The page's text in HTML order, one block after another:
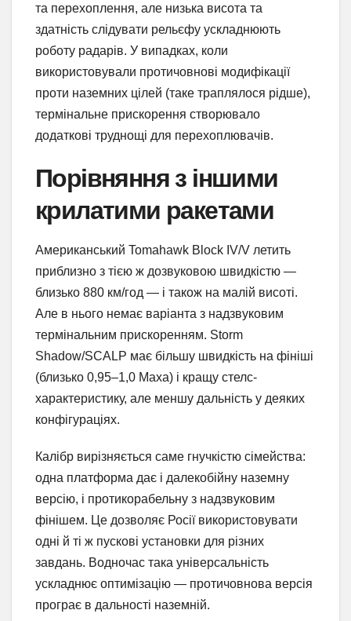
та перехоплення, але низька висота та
здатність слідувати рельєфу ускладнюють
роботу радарів. У випадках, коли
використовували протичовнові модифікації
проти наземних цілей (таке траплялося рідше),
термінальне прискорення створювало
додаткові труднощі для перехоплювачів.
Порівняння з іншими
крилатими ракетами
Американський Tomahawk Block IV/V летить
приблизно з тією ж дозвуковою швидкістю —
близько 880 км/год — і також на малій висоті.
Але в нього немає варіанта з надзвуковим
термінальним прискоренням. Storm
Shadow/SCALP має більшу швидкість на фініші
(близько 0,95–1,0 Маха) і кращу стелс-
характеристику, але меншу дальність у деяких
конфігураціях.
Калібр вирізняється саме гнучкістю сімейства:
одна платформа дає і далекобійну наземну
версію, і протикорабельну з надзвуковим
фінішем. Це дозволяє Росії використовувати
одні й ті ж пускові установки для різних
завдань. Водночас така універсальність
ускладнює оптимізацію — протичовнова версія
програє в дальності наземній.